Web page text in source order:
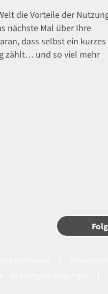
die Vorteile der
nächste Mal über Ihre
dass selbst ein kurzes
zählt… und so viel mehr